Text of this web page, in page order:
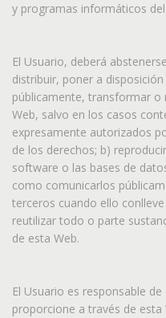
y programas informáticos
El Usuario, deberá
distribuir, poner a
públicamente, transformar
Web, salvo en los casos
expresamente autorizados
de los derechos; b)
software o las bases de
como comunicarlos
terceros cuando ello
reutilizar todo o parte
de esta Web.
El Usuario es responsable
proporcione a través de